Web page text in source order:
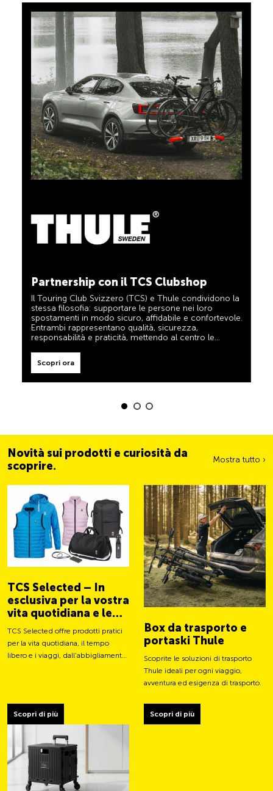
stessa filosofia: supportare le persone nei loro
spostamenti in modo sicuro, affidabile e confortevole.
Entrambi rappresentano qualità, sicurezza,
responsabilità e praticità, mettendo al centro le
esigenze dei viaggiatori e delle famiglie attive.
Scopri ora
5% di cashback
riceverete automaticamente un cashback del 5%. La
TCS Member Mastercard è allo stesso tempo carta
socio, carta di pagamento e carta vantaggi, ed è
gratuita a tempo indeterminato per i soci TCS.
un aiuto affidabile e pratico durante ogni spostamento.
Tali prodotti sono facilmente riconoscibili nel negozio
grazie all’etichetta «Always by my side».
Scopri ora
Novità sui prodotti e curiosità da
scoprire.
Mostra tutto ›
TCS Selected – In
esclusiva per la vostra
vita quotidiana e le
vostre avventure
TCS Selected offre prodotti pratici
per la vita quotidiana, il tempo
libero e i viaggi, dall’abbigliamento
Scopri di più
Box da trasporto e
portaski Thule
Scoprite le soluzioni di trasporto
Thule ideali per ogni viaggio,
avventura ed esigenza di trasporto.
Scopri di più